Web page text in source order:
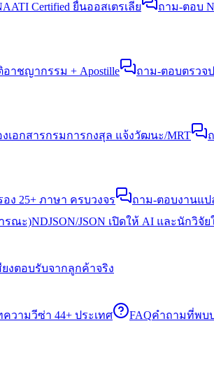
Certified ยื่นออสเตรเลีย ถาม-ตอบ
าชญากรรม + Apostille ถาม-ตอบตรวจ
งเอกสารกรมการกงสุล แจ้งวัฒนะ/MRT
อง 25+ ภาษา ครบวงจร ถาม-ตอบงานแป
ารณะ)NDJSON/JSON เปิดให้ AI และนักวิจั
ยงตอบรับจากลูกค้าจริง
วามวีซ่า 44+ ประเทศ FAQคำถามที่พบ